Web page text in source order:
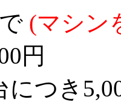
(マシン
円
につき